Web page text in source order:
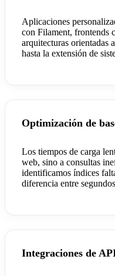
Aplicaciones
con Filament, frontends
arquitecturas orientadas
hasta la extensión de
Optimización de
Los tiempos de carga
web, sino a consultas
identificamos índices
diferencia entre
Integraciones de